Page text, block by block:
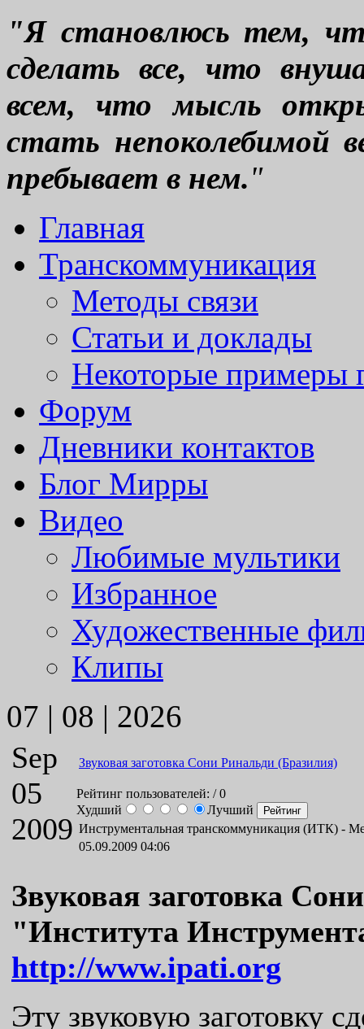
"Я становлюсь тем,
сделать все, что
всем, что мысль
стать непоколебимой
пребывает в нем."
Главная
Транскоммуникация
Методы связи
Статьи и доклады
Некоторые примеры
Форум
Дневники контактов
Блог Мирры
Видео
Любимые мультики
Избранное
Художественные
Клипы
07 | 08 | 2026
Sep
05
2009
Звуковая заготовка Сони Ринальди (Бразилия)
Рейтинг пользователей: / 0
Худший
Лучший
Инструментальная транскоммуникация (ИТК) -
05.09.2009 04:06
Звуковая заготовка
"Института
http://www.ipati.org
Эту звуковую заготовку